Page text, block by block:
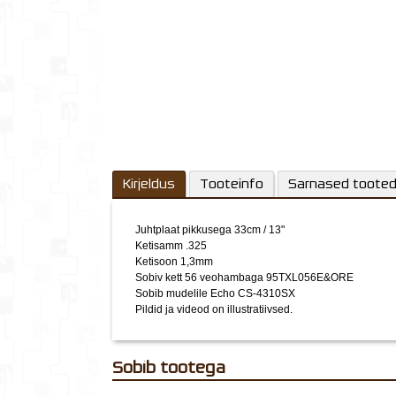
Kirjeldus Tooteinfo Sarnased tooted
Juhtplaat pikkusega 33cm / 13"
Ketisamm .325
Ketisoon 1,3mm
Sobiv kett 56 veohambaga 95TXL056E&ORE
Sobib mudelile Echo CS-4310SX
Pildid ja videod on illustratiivsed.
Sobib tootega